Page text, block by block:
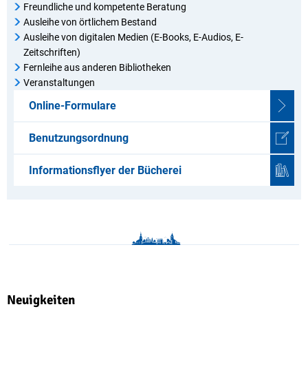
Freundliche und kompetente Beratung
Ausleihe von örtlichem Bestand
Ausleihe von digitalen Medien (E-Books, E-Audios, E-
Zeitschriften)
Fernleihe aus anderen Bibliotheken
Veranstaltungen
Online-Formulare
Benutzungsordnung
Informationsflyer der Bücherei
Neuigkeiten